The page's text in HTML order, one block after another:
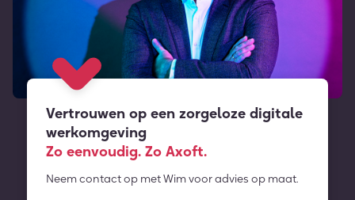
Vertrouwen op een zorgeloze digitale
werkomgeving
Zo eenvoudig. Zo Axoft.
Neem contact op met Wim voor advies op maat.